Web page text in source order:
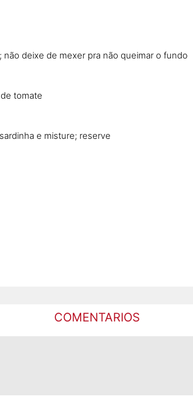
deixe de mexer pra não queimar o fundo
tomate
e misture; reserve
COMENTARIOS